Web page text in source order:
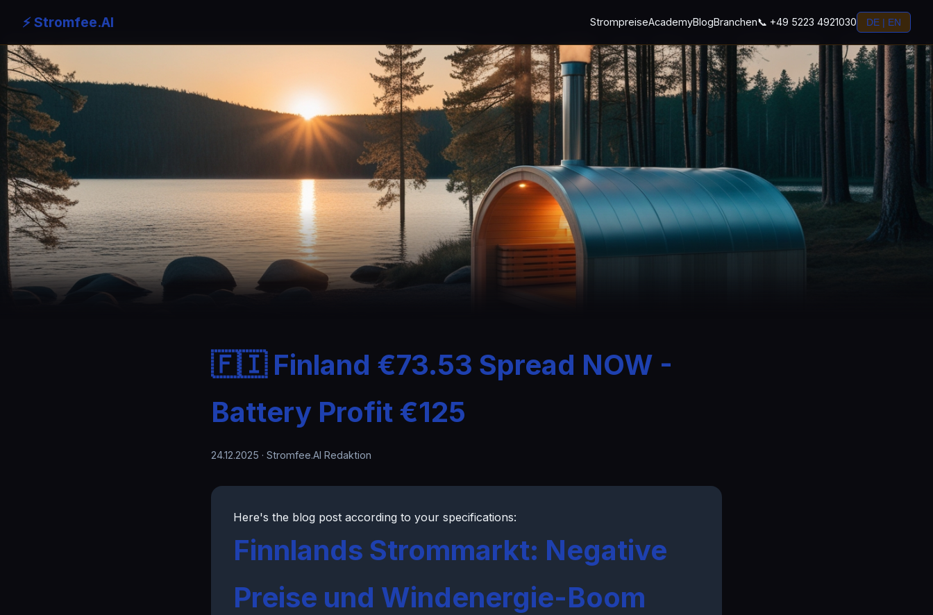
⚡ Stromfee.AI StrompreiseAcademyBlogBranchen📞 +49 5223 4921030 DE | EN
🇫🇮 Finland €73.53 Spread NOW -
Battery Profit €125
24.12.2025 · Stromfee.AI Redaktion
Here's the blog post according to your specifications:
Finnlands Strommarkt: Negative
Preise und Windenergie-Boom